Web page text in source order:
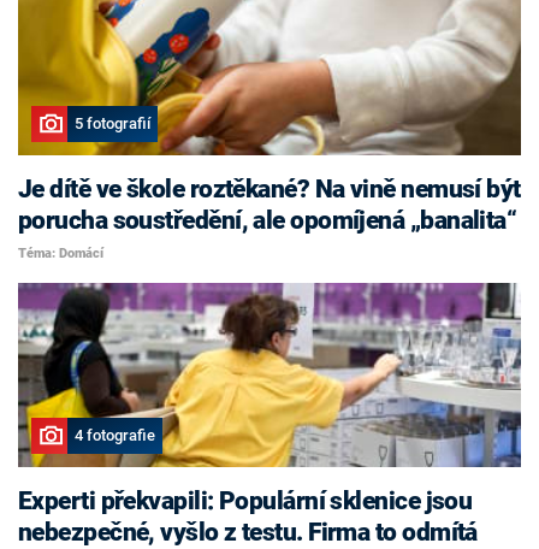
5 fotografií
Je dítě ve škole roztěkané? Na vině nemusí být
porucha soustředění, ale opomíjená „banalita“
Téma: Domácí
4 fotografie
Experti překvapili: Populární sklenice jsou
nebezpečné, vyšlo z testu. Firma to odmítá